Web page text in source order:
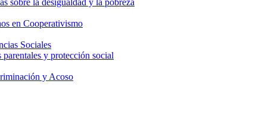
en Cooperativismo
Sociales
y protección social
y Acoso